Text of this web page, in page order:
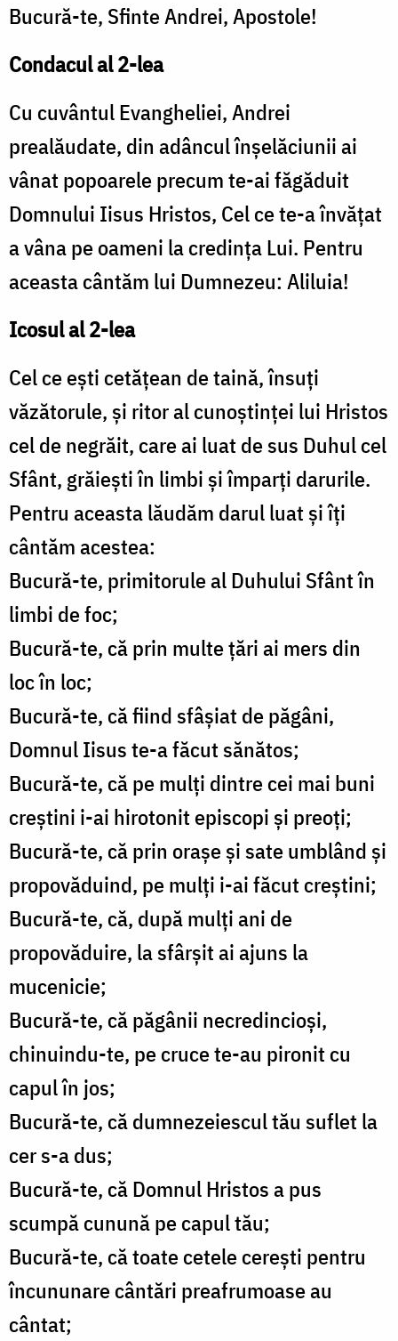
Bucură-te, Sfinte Andrei, Apostole!
Condacul al 2-lea
Cu cuvântul Evangheliei, Andrei
prealăudate, din adâncul înşelăciunii ai
vânat popoarele precum te-ai făgăduit
Domnului Iisus Hristos, Cel ce te-a învăţat
a vâna pe oameni la credinţa Lui. Pentru
aceasta cântăm lui Dumnezeu: Aliluia!
Icosul al 2-lea
Cel ce eşti cetăţean de taină, însuţi
văzătorule, şi ritor al cunoştinţei lui Hristos
cel de negrăit, care ai luat de sus Duhul cel
Sfânt, grăieşti în limbi şi împarţi darurile.
Pentru aceasta lăudăm darul luat şi îţi
cântăm acestea:
Bucură-te, primitorule al Duhului Sfânt în
limbi de foc;
Bucură-te, că prin multe ţări ai mers din
loc în loc;
Bucură-te, că fiind sfâşiat de păgâni,
Domnul Iisus te-a făcut sănătos;
Bucură-te, că pe mulţi dintre cei mai buni
creştini i-ai hirotonit episcopi şi preoţi;
Bucură-te, că prin oraşe şi sate umblând şi
propovăduind, pe mulţi i-ai făcut creştini;
Bucură-te, că, după mulţi ani de
propovăduire, la sfârşit ai ajuns la
mucenicie;
Bucură-te, că păgânii necredincioşi,
chinuindu-te, pe cruce te-au pironit cu
capul în jos;
Bucură-te, că dumnezeiescul tău suflet la
cer s-a dus;
Bucură-te, că Domnul Hristos a pus
scumpă cunună pe capul tău;
Bucură-te, că toate cetele cereşti pentru
încununare cântări preafrumoase au
cântat;